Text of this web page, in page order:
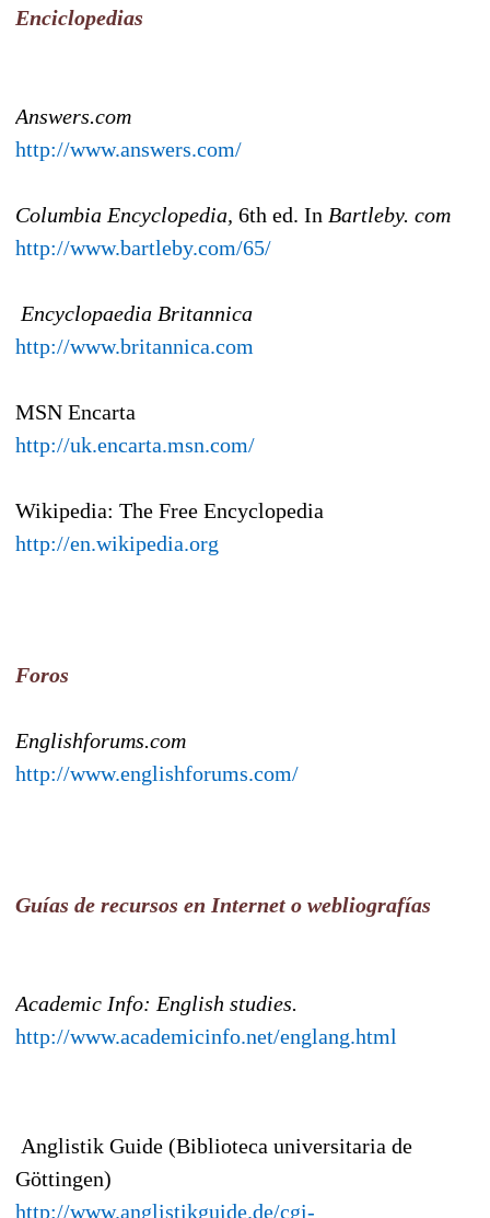
Enciclopedias
Answers.com
http://www.answers.com/
Columbia Encyclopedia, 6th ed. In Bartleby. com
http://www.bartleby.com/65/
Encyclopaedia Britannica
http://www.britannica.com
MSN Encarta
http://uk.encarta.msn.com/
Wikipedia: The Free Encyclopedia
http://en.wikipedia.org
Foros
Englishforums.com
http://www.englishforums.com/
Guías de recursos en Internet o webliografías
Academic Info: English studies.
http://www.academicinfo.net/englang.html
Anglistik Guide (Biblioteca universitaria de
Göttingen)
http://www.anglistikguide.de/cgi-